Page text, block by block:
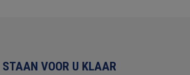
VOOR U KLAAR